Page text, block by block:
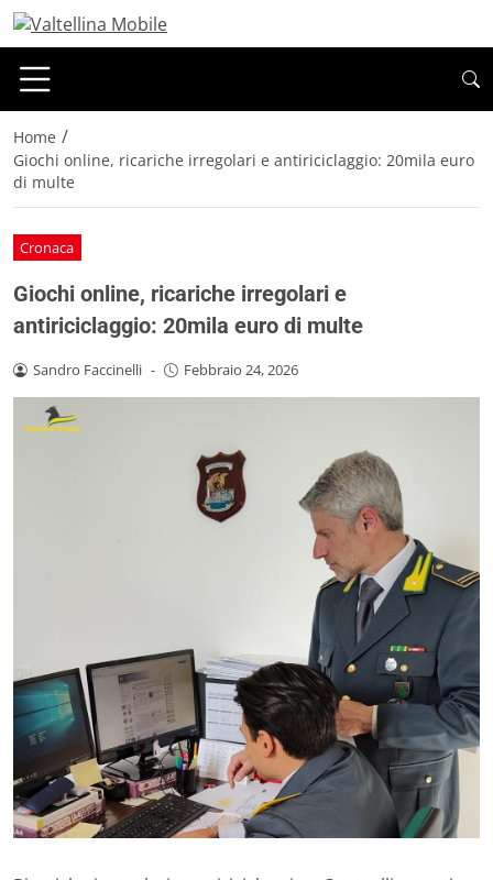
Home /
Giochi online, ricariche irregolari e antiriciclaggio: 20mila euro
di multe
Cronaca
Giochi online, ricariche irregolari e
antiriciclaggio: 20mila euro di multe
Sandro Faccinelli - Febbraio 24, 2026